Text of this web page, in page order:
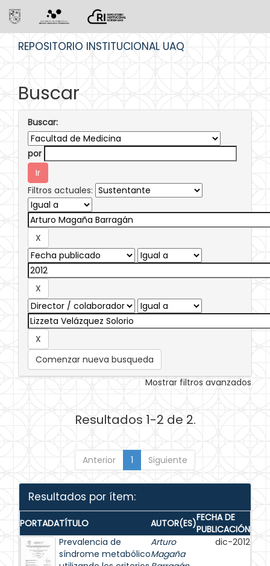
REPOSITORIO INSTITUCIONAL UAQ
Buscar
Buscar:
por
Filtros actuales:
Comenzar nueva busqueda
Mostrar filtros avanzados
Resultados 1-2 de 2.
Anterior 1 Siguiente
Resultados por ítem:
PORTADATÍTULO AUTOR(ES)FECHA DE
PUBLICACIÓN
Prevalencia de
síndrome metabólico
Arturo
Magaña
dic-2012